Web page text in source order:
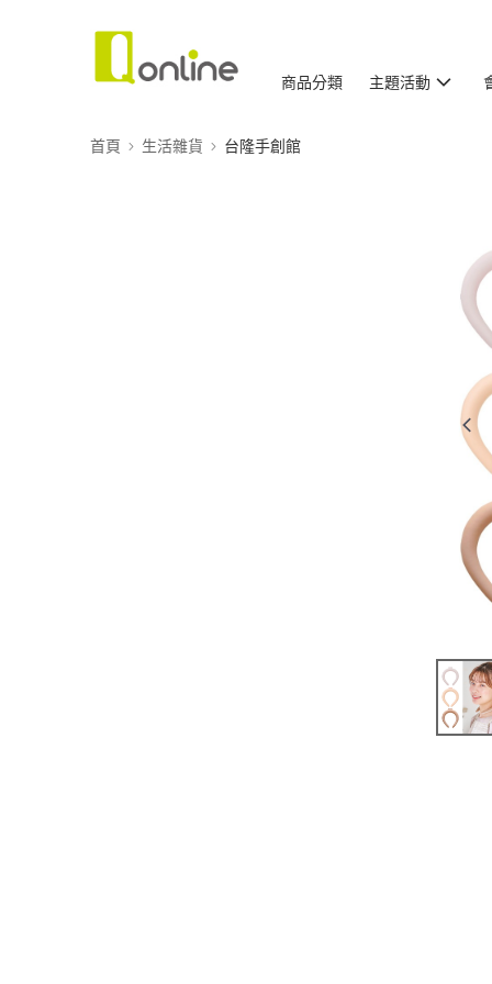
商品分類 主題活動
首頁 生活雜貨 台隆手創館